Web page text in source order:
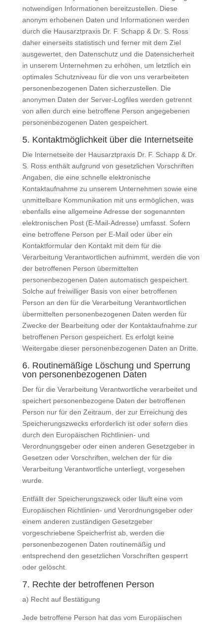
notwendigen Informationen bereitzustellen. Diese
anonym erhobenen Daten und Informationen werden
durch die Hausarztpraxis Dr. F. Schapp & Dr. S. Ross
daher einerseits statistisch und ferner mit dem Ziel
ausgewertet, den Datenschutz und die Datensicherheit
in unserem Unternehmen zu erhöhen, um letztlich ein
optimales Schutzniveau für die von uns verarbeiteten
personenbezogenen Daten sicherzustellen. Die
anonymen Daten der Server-Logfiles werden getrennt
von allen durch eine betroffene Person angegebenen
personenbezogenen Daten gespeichert.
5. Kontaktmöglichkeit über die Internetseite
Die Internetseite der Hausarztpraxis Dr. F. Schapp & Dr.
S. Ross enthält aufgrund von gesetzlichen Vorschriften
Angaben, die eine schnelle elektronische
Kontaktaufnahme zu unserem Unternehmen sowie eine
unmittelbare Kommunikation mit uns ermöglichen, was
ebenfalls eine allgemeine Adresse der sogenannten
elektronischen Post (E-Mail-Adresse) umfasst. Sofern
eine betroffene Person per E-Mail oder über ein
Kontaktformular den Kontakt mit dem für die
Verarbeitung Verantwortlichen aufnimmt, werden die von
der betroffenen Person übermittelten
personenbezogenen Daten automatisch gespeichert.
Solche auf freiwilliger Basis von einer betroffenen
Person an den für die Verarbeitung Verantwortlichen
übermittelten personenbezogenen Daten werden für
Zwecke der Bearbeitung oder der Kontaktaufnahme zur
betroffenen Person gespeichert. Es erfolgt keine
Weitergabe dieser personenbezogenen Daten an Dritte.
6. Routinemäßige Löschung und Sperrung
von personenbezogenen Daten
Der für die Verarbeitung Verantwortliche verarbeitet und
speichert personenbezogene Daten der betroffenen
Person nur für den Zeitraum, der zur Erreichung des
Speicherungszwecks erforderlich ist oder sofern dies
durch den Europäischen Richtlinien- und
Verordnungsgeber oder einen anderen Gesetzgeber in
Gesetzen oder Vorschriften, welchen der für die
Verarbeitung Verantwortliche unterliegt, vorgesehen
wurde.
Entfällt der Speicherungszweck oder läuft eine vom
Europäischen Richtlinien- und Verordnungsgeber oder
einem anderen zuständigen Gesetzgeber
vorgeschriebene Speicherfrist ab, werden die
personenbezogenen Daten routinemäßig und
entsprechend den gesetzlichen Vorschriften gesperrt
oder gelöscht.
7. Rechte der betroffenen Person
a) Recht auf Bestätigung
Jede betroffene Person hat das vom Europäischen